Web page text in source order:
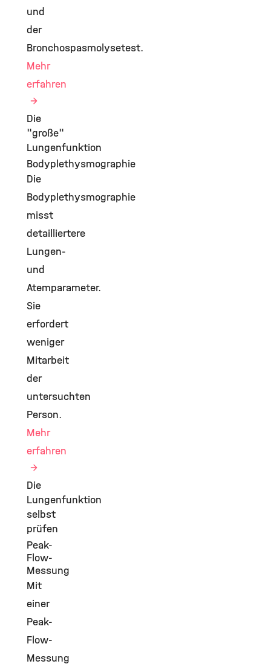
und
der
Bronchospasmolysetest.
Mehr
erfahren
Die
"große"
Lungenfunktion
Bodyplethysmographie
Die
Bodyplethysmographie
misst
detailliertere
Lungen-
und
Atemparameter.
Sie
erfordert
weniger
Mitarbeit
der
untersuchten
Person.
Mehr
erfahren
Die
Lungenfunktion
selbst
prüfen
Peak-
Flow-
Messung
Mit
einer
Peak-
Flow-
Messung